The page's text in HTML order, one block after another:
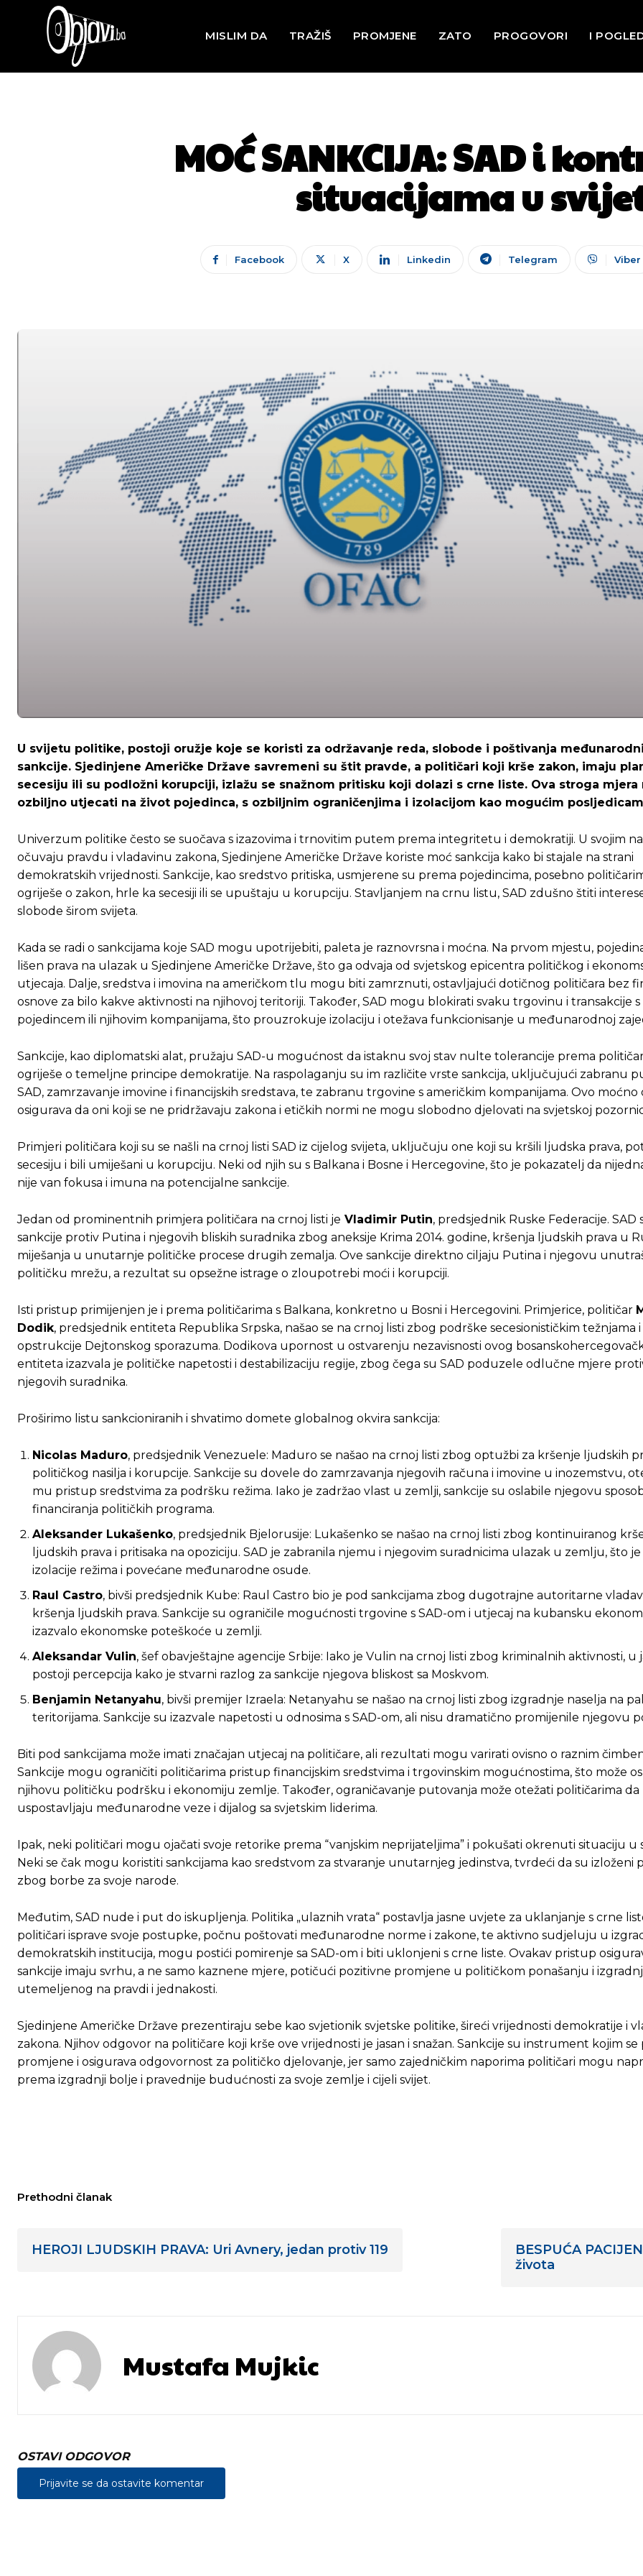
Pusti priču da živi!
Ovim putem želimo da vam se zahvalimo što ste odlučili da pustite Vašu priču da živi, Redakcija
[wpuf_form id=”7463”]
Pusti priču da živi!
Ovim putem želimo da vam se zahvalimo što ste odlučili da pustite Vašu priču da živi, Redakcija
[wpuf_form id=”7463”]
MISLIM DA TRAŽIŠ PROMJENE ZATO PROGOVORI I
MOĆ SANKCIJA: SAD i
situacijama u
Facebook X Linkedin Telegram Viber
U svijetu politike, postoji oružje koje se koristi za održavanje reda, slobode i poštivanja
sankcije. Sjedinjene Američke Države savremeni su štit pravde, a političari koji krše zakon, imaju
secesiju ili su podložni korupciji, izlažu se snažnom pritisku koji dolazi s crne liste. Ova stroga mjera
ozbiljno utjecati na život pojedinca, s ozbiljnim ograničenjima i izolacijom kao mogućim
Univerzum politike često se suočava s izazovima i trnovitim putem prema integritetu i demokratiji. U svojim
očuvaju pravdu i vladavinu zakona, Sjedinjene Američke Države koriste moć sankcija kako bi stajale na strani
demokratskih vrijednosti. Sankcije, kao sredstvo pritiska, usmjerene su prema pojedincima, posebno
ogriješe o zakon, hrle ka secesiji ili se upuštaju u korupciju. Stavljanjem na crnu listu, SAD zdušno štiti
slobode širom svijeta.
Kada se radi o sankcijama koje SAD mogu upotrijebiti, paleta je raznovrsna i moćna. Na prvom mjestu,
lišen prava na ulazak u Sjedinjene Američke Države, što ga odvaja od svjetskog epicentra političkog i
utjecaja. Dalje, sredstva i imovina na američkom tlu mogu biti zamrznuti, ostavljajući dotičnog političara bez
osnove za bilo kakve aktivnosti na njihovoj teritoriji. Također, SAD mogu blokirati svaku trgovinu i transakcije s
pojedincem ili njihovim kompanijama, što prouzrokuje izolaciju i otežava funkcionisanje u međunarodnoj
Sankcije, kao diplomatski alat, pružaju SAD-u mogućnost da istaknu svoj stav nulte tolerancije prema
ogriješe o temeljne principe demokratije. Na raspolaganju su im različite vrste sankcija, uključujući zabranu
SAD, zamrzavanje imovine i financijskih sredstava, te zabranu trgovine s američkim kompanijama. Ovo moćno
osigurava da oni koji se ne pridržavaju zakona i etičkih normi ne mogu slobodno djelovati na svjetskoj
Primjeri političara koji su se našli na crnoj listi SAD iz cijelog svijeta, uključuju one koji su kršili ljudska prava,
secesiju i bili umiješani u korupciju. Neki od njih su s Balkana i Bosne i Hercegovine, što je pokazatelj da
nije van fokusa i imuna na potencijalne sankcije.
Jedan od prominentnih primjera političara na crnoj listi je Vladimir Putin, predsjednik Ruske Federacije. SAD
sankcije protiv Putina i njegovih bliskih suradnika zbog aneksije Krima 2014. godine, kršenja ljudskih prava u
miješanja u unutarnje političke procese drugih zemalja. Ove sankcije direktno ciljaju Putina i njegovu
političku mrežu, a rezultat su opsežne istrage o zloupotrebi moći i korupciji.
Isti pristup primijenjen je i prema političarima s Balkana, konkretno u Bosni i Hercegovini. Primjerice, političar
Dodik, predsjednik entiteta Republika Srpska, našao se na crnoj listi zbog podrške secesionističkim težnjama i
opstrukcije Dejtonskog sporazuma. Dodikova upornost u ostvarenju nezavisnosti ovog
entiteta izazvala je političke napetosti i destabilizaciju regije, zbog čega su SAD poduzele odlučne mjere
njegovih suradnika.
Proširimo listu sankcioniranih i shvatimo domete globalnog okvira sankcija:
Nicolas Maduro, predsjednik Venezuele: Maduro se našao na crnoj listi zbog optužbi za kršenje ljudskih
političkog nasilja i korupcije. Sankcije su dovele do zamrzavanja njegovih računa i imovine u inozemstvu,
mu pristup sredstvima za podršku režima. Iako je zadržao vlast u zemlji, sankcije su oslabile njegovu
financiranja političkih programa.
Aleksander Lukašenko, predsjednik Bjelorusije: Lukašenko se našao na crnoj listi zbog kontinuiranog
ljudskih prava i pritisaka na opoziciju. SAD je zabranila njemu i njegovim suradnicima ulazak u zemlju, što
izolacije režima i povećane međunarodne osude.
Raul Castro, bivši predsjednik Kube: Raul Castro bio je pod sankcijama zbog dugotrajne autoritarne
kršenja ljudskih prava. Sankcije su ograničile mogućnosti trgovine s SAD-om i utjecaj na kubansku
izazvalo ekonomske poteškoće u zemlji.
Aleksandar Vulin, šef obavještajne agencije Srbije: Iako je Vulin na crnoj listi zbog kriminalnih aktivnosti, u
postoji percepcija kako je stvarni razlog za sankcije njegova bliskost sa Moskvom.
Benjamin Netanyahu, bivši premijer Izraela: Netanyahu se našao na crnoj listi zbog izgradnje naselja na
teritorijama. Sankcije su izazvale napetosti u odnosima s SAD-om, ali nisu dramatično promijenile njegovu
Biti pod sankcijama može imati značajan utjecaj na političare, ali rezultati mogu varirati ovisno o raznim
Sankcije mogu ograničiti političarima pristup financijskim sredstvima i trgovinskim mogućnostima, što može
njihovu političku podršku i ekonomiju zemlje. Također, ograničavanje putovanja može otežati političarima da
uspostavljaju međunarodne veze i dijalog sa svjetskim liderima.
Ipak, neki političari mogu ojačati svoje retorike prema “vanjskim neprijateljima” i pokušati okrenuti situaciju u
Neki se čak mogu koristiti sankcijama kao sredstvom za stvaranje unutarnjeg jedinstva, tvrdeći da su izloženi
zbog borbe za svoje narode.
Međutim, SAD nude i put do iskupljenja. Politika „ulaznih vrata“ postavlja jasne uvjete za uklanjanje s crne
političari isprave svoje postupke, počnu poštovati međunarodne norme i zakone, te aktivno sudjeluju u
demokratskih institucija, mogu postići pomirenje sa SAD-om i biti uklonjeni s crne liste. Ovakav pristup
sankcije imaju svrhu, a ne samo kaznene mjere, potičući pozitivne promjene u političkom ponašanju i
utemeljenog na pravdi i jednakosti.
Sjedinjene Američke Države prezentiraju sebe kao svjetionik svjetske politike, šireći vrijednosti demokratije i
zakona. Njihov odgovor na političare koji krše ove vrijednosti je jasan i snažan. Sankcije su instrument kojim se
promjene i osigurava odgovornost za političko djelovanje, jer samo zajedničkim naporima političari mogu
prema izgradnji bolje i pravednije budućnosti za svoje zemlje i cijeli svijet.
Prethodni članak
HEROJI LJUDSKIH PRAVA: Uri Avnery, jedan protiv 119
BESPUĆA
života
Mustafa Mujkic
OSTAVI ODGOVOR
Prijavite se da ostavite komentar